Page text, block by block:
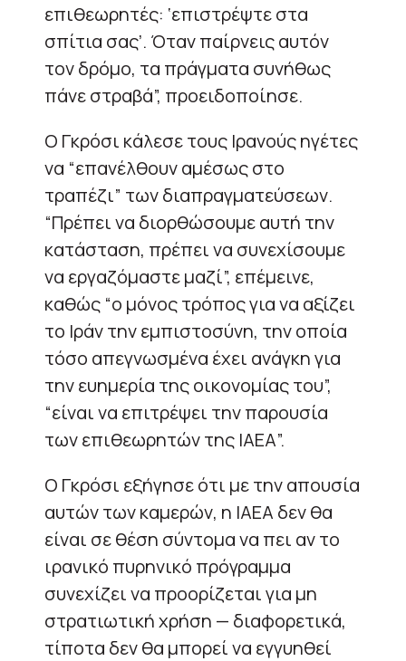
επιθεωρητές: ‘επιστρέψτε στα
σπίτια σας’. Όταν παίρνεις αυτόν
τον δρόμο, τα πράγματα συνήθως
πάνε στραβά”, προειδοποίησε.
Ο Γκρόσι κάλεσε τους Ιρανούς ηγέτες
να “επανέλθουν αμέσως στο
τραπέζι” των διαπραγματεύσεων.
“Πρέπει να διορθώσουμε αυτή την
κατάσταση, πρέπει να συνεχίσουμε
να εργαζόμαστε μαζί”, επέμεινε,
καθώς “ο μόνος τρόπος για να αξίζει
το Ιράν την εμπιστοσύνη, την οποία
τόσο απεγνωσμένα έχει ανάγκη για
την ευημερία της οικονομίας του”,
“είναι να επιτρέψει την παρουσία
των επιθεωρητών της ΙΑΕΑ”.
Ο Γκρόσι εξήγησε ότι με την απουσία
αυτών των καμερών, η ΙΑΕΑ δεν θα
είναι σε θέση σύντομα να πει αν το
ιρανικό πυρηνικό πρόγραμμα
συνεχίζει να προορίζεται για μη
στρατιωτική χρήση — διαφορετικά,
τίποτα δεν θα μπορεί να εγγυηθεί